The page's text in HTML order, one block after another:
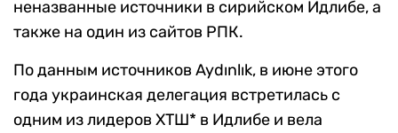
неназванные источники в сирийском Идлибе, а
также на один из сайтов РПК.
По данным источников Aydınlık, в июне этого
года украинская делегация встретилась с
одним из лидеров ХТШ* в Идлибе и вела